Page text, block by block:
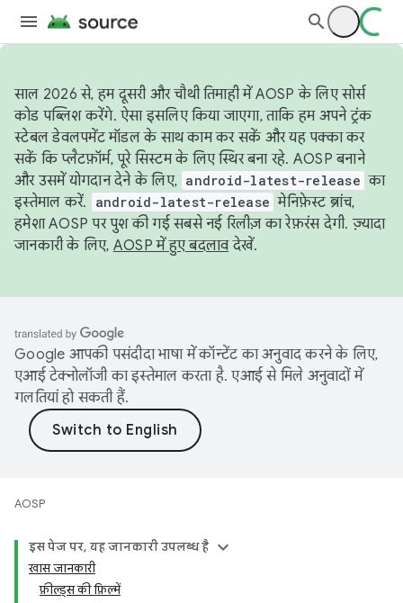
साल 2026 से, हम दूसरी और चौथी तिमाही में AOSP के लिए सोर्स
कोड पब्लिश करेंगे. ऐसा इसलिए किया जाएगा, ताकि हम अपने ट्रंक
स्टेबल डेवलपमेंट मॉडल के साथ काम कर सकें और यह पक्का कर
सकें कि प्लैटफ़ॉर्म, पूरे सिस्टम के लिए स्थिर बना रहे. AOSP बनाने
और उसमें योगदान देने के लिए, android-latest-release का
इस्तेमाल करें.
android-latest-release मेनिफ़ेस्ट ब्रांच,
हमेशा AOSP पर पुश की गई सबसे नई रिलीज़ का रेफ़रंस देगी. ज़्यादा
जानकारी के लिए, AOSP में हुए बदलावदेखें.
Google आपकी पसंदीदा भाषा में कॉन्टेंट का अनुवाद करने के लिए,
एआई टेक्नोलॉजी का इस्तेमाल करता है. एआई से मिले अनुवादों में
गलतियां हो सकती हैं.
AOSP
इस पेज पर, यह जानकारी उपलब्ध है
खास जानकारी
फ़ील्ड्स की फ़िल्में